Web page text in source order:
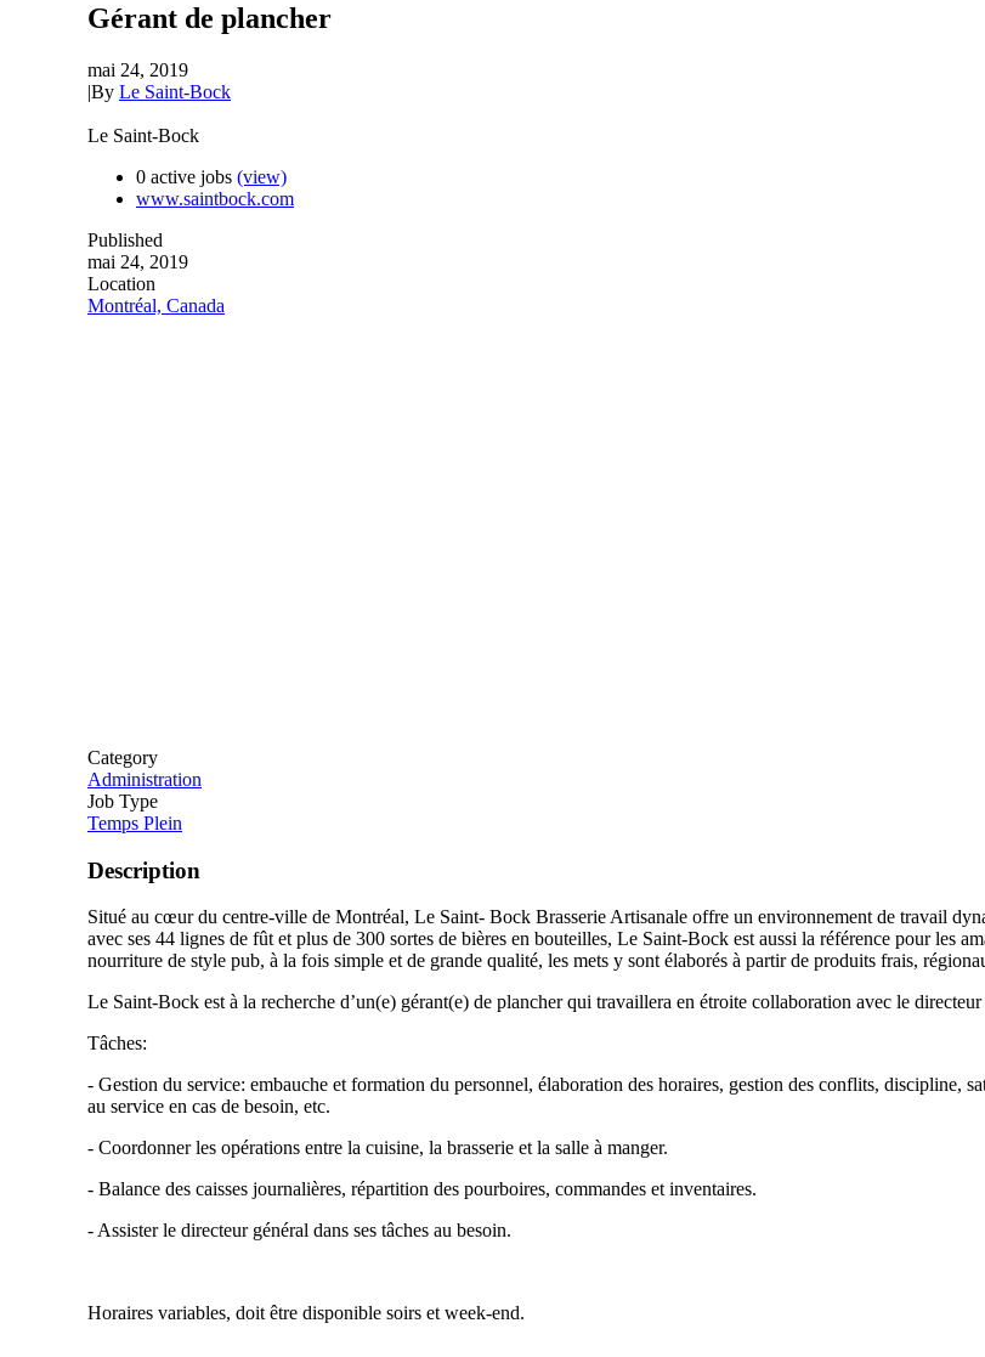
Gérant de plancher
mai 24, 2019
|By Le Saint-Bock
Le Saint-Bock
0 active jobs (view)
www.saintbock.com
Published
mai 24, 2019
Location
Montréal, Canada
Category
Administration
Job Type
Temps Plein
Description
Situé au cœur du centre-ville de Montréal, Le Saint- Bock Brasserie Artisanale offre un environnement de travail
avec ses 44 lignes de fût et plus de 300 sortes de bières en bouteilles, Le Saint-Bock est aussi la référence pour les
nourriture de style pub, à la fois simple et de grande qualité, les mets y sont élaborés à partir de produits frais,
Le Saint-Bock est à la recherche d’un(e) gérant(e) de plancher qui travaillera en étroite collaboration avec le directeur
Tâches:
- Gestion du service: embauche et formation du personnel, élaboration des horaires, gestion des conflits, discipline,
au service en cas de besoin, etc.
- Coordonner les opérations entre la cuisine, la brasserie et la salle à manger.
- Balance des caisses journalières, répartition des pourboires, commandes et inventaires.
- Assister le directeur général dans ses tâches au besoin.
Horaires variables, doit être disponible soirs et week-end.